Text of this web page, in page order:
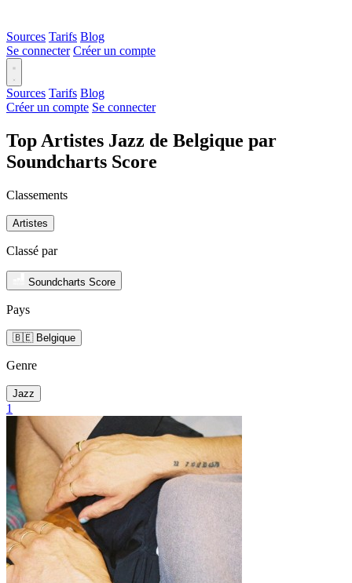
Sources Tarifs Blog
Se connecter Créer un compte
Sources Tarifs Blog
Créer un compte Se connecter
Top Artistes Jazz de Belgique par
Soundcharts Score
Classements
Artistes
Classé par
Soundcharts Score
Pays
🇧🇪 Belgique
Genre
Jazz
1